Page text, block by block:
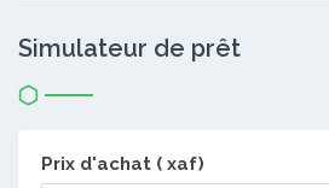
Simulateur de prêt
Prix d'achat ( xaf)